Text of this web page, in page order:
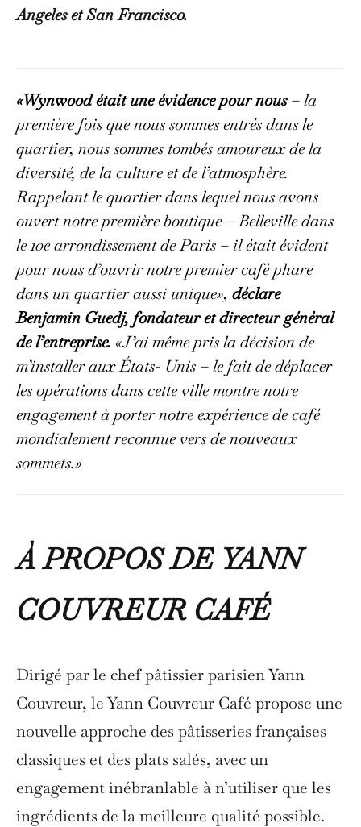
Angeles et San Francisco.
«Wynwood était une évidence pour nous– la
première fois que nous sommes entrés dans le
quartier, nous sommes tombés amoureux de la
diversité, de la culture et de l’atmosphère.
Rappelant le quartier dans lequel nous avons
ouvert notre première boutique – Belleville dans
le 10e arrondissement de Paris – il était évident
pour nous d’ouvrir notre premier café phare
dans un quartier aussi unique», déclare
Benjamin Guedj, fondateur et directeur général
de l’entreprise. «J’ai même pris la décision de
m’installer aux États- Unis – le fait de déplacer
les opérations dans cette ville montre notre
engagement à porter notre expérience de café
mondialement reconnue vers de nouveaux
sommets.»
À PROPOS DE YANN
COUVREUR CAFÉ
Dirigé par le chef pâtissier parisien Yann
Couvreur, le Yann Couvreur Café propose une
nouvelle approche des pâtisseries françaises
classiques et des plats salés, avec un
engagement inébranlable à n’utiliser que les
ingrédients de la meilleure qualité possible.